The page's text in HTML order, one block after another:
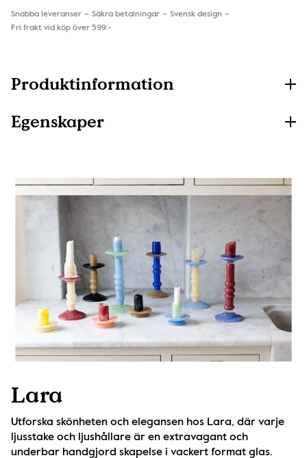
Snabba leveranser Säkra betalningar
Svensk design
Fri frakt vid köp över 599:-
Produktinformation
Egenskaper
Lara
Utforska skönheten och elegansen hos Lara, där varje
ljusstake och ljushållare är en extravagant och
underbar handgjord skapelse i vackert format glas.